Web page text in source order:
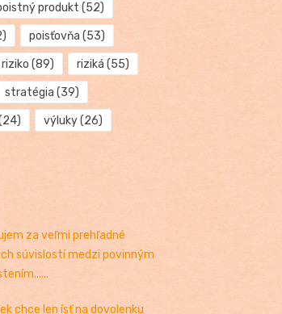
produkt (52)
poisťovňa (53)
riziko (89) riziká (55)
stratégia (39)
výluky(26)
za veľmi prehľadné
súvislostí medzi povinným
chce len ísť na dovolenku